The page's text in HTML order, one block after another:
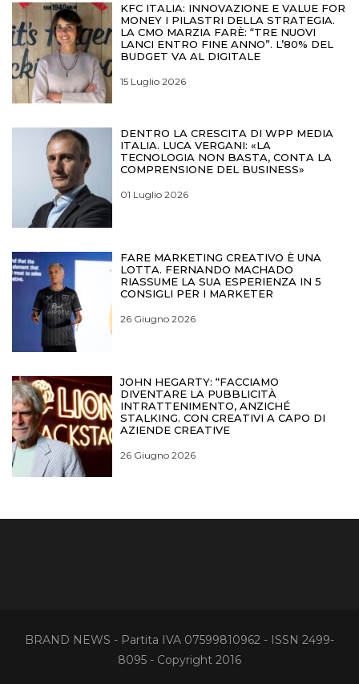
KFC ITALIA: INNOVAZIONE E VALUE FOR
MONEY I PILASTRI DELLA STRATEGIA.
LA CMO MARZIA FARÈ: “TRE NUOVI
LANCI ENTRO FINE ANNO”. L’80% DEL
BUDGET VA AL DIGITALE
15 Luglio 2026
DENTRO LA CRESCITA DI WPP MEDIA
ITALIA. LUCA VERGANI: «LA
TECNOLOGIA NON BASTA, CONTA LA
COMPRENSIONE DEL BUSINESS»
01 Luglio 2026
FARE MARKETING CREATIVO È UNA
LOTTA. FERNANDO MACHADO
RIASSUME LA SUA ESPERIENZA IN 5
CONSIGLI PER I MARKETER
26 Giugno 2026
JOHN HEGARTY: “FACCIAMO
DIVENTARE LA PUBBLICITÀ
INTRATTENIMENTO, ANZICHÉ
STALKING. CON CREATIVI A CAPO DI
AZIENDE CREATIVE
26 Giugno 2026
BRAND NEWS - Partita IVA 07599810962 - ISSN 2499-
8095 - Copyright 2016